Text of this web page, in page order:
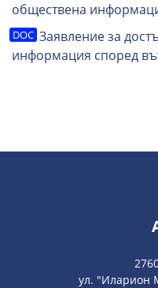
обществена
Заявление за
информация според
ул. "Иларион